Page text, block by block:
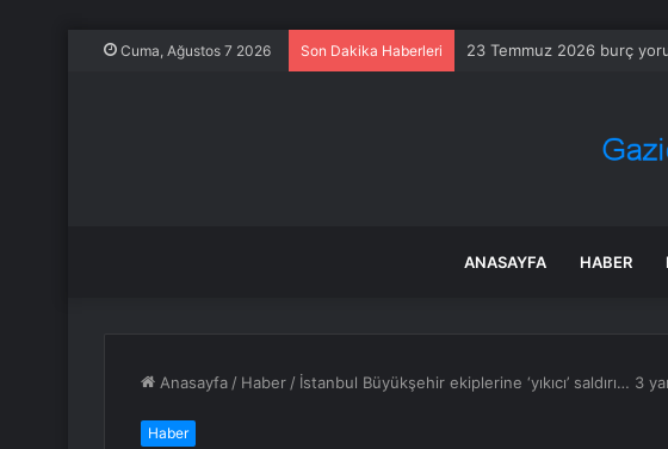
Cuma, Ağustos 7 2026 Son Dakika Haberleri Çin’de Dev Araçlar Yolları
ANASAYFA HABER
Anasayfa / Haber / İstanbul Büyükşehir ekiplerine ‘yıkıcı’ saldırı… 3
Haber